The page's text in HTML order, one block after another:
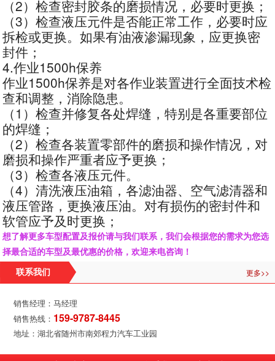
（2）检查密封胶条的磨损情况，必要时更换；
（3）检查液压元件是否能正常工作，必要时应
拆检或更换。如果有油液渗漏现象，应更换密
封件；
4.作业1500h保养
作业1500h保养是对各作业装置进行全面技术检
查和调整，消除隐患。
（1）检查并修复各处焊缝，特别是各重要部位
的焊缝；
（2）检查各装置零部件的磨损和操作情况，对
磨损和操作严重者应予更换；
（3）检查各液压元件。
（4）清洗液压油箱，各滤油器、空气滤清器和
液压管路，更换液压油。对有损伤的密封件和
软管应予及时更换；
想了解更多车型配置及报价请与我们联系，我们会根据您的需求为您选
择最合适的车型及最优惠的价格，欢迎来电咨询！
联系我们 更多>>
销售经理：马经理
销售热线： 159-9787-8445
地址：湖北省随州市南郊程力汽车工业园